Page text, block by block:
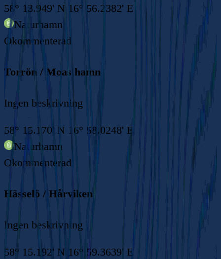
58° 13.949' N 16° 56.2382' E
Naturhamn
Okommenterad
Torrön / Moas hamn
Ingen beskrivning
58° 15.170' N 16° 58.0248' E
Naturhamn
Okommenterad
Hässelö / Hårviken
Ingen beskrivning
58° 15.192' N 16° 59.3639' E